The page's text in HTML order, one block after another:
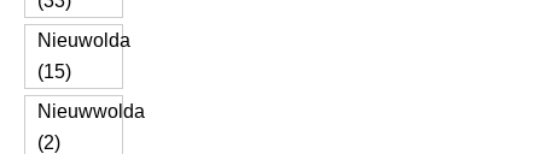
Nieuwolda
(15)
Nieuwwolda
(2)